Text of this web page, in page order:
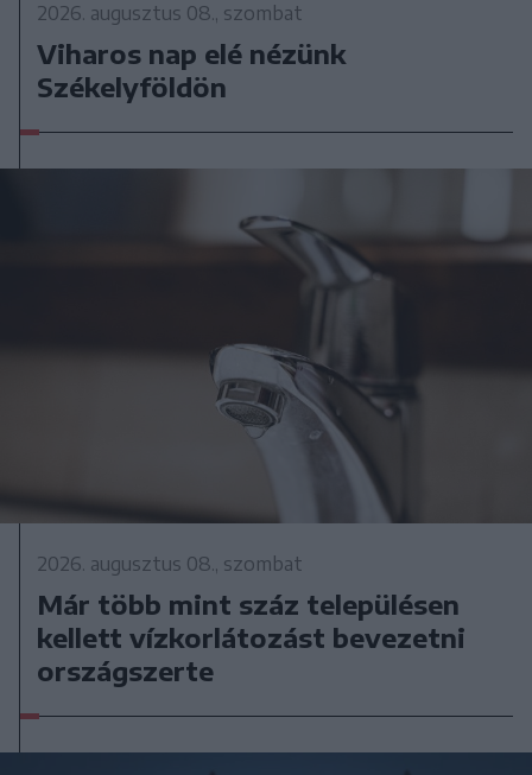
2026. augusztus 08., szombat
Viharos nap elé nézünk
Székelyföldön
2026. augusztus 08., szombat
Már több mint száz településen
kellett vízkorlátozást bevezetni
országszerte